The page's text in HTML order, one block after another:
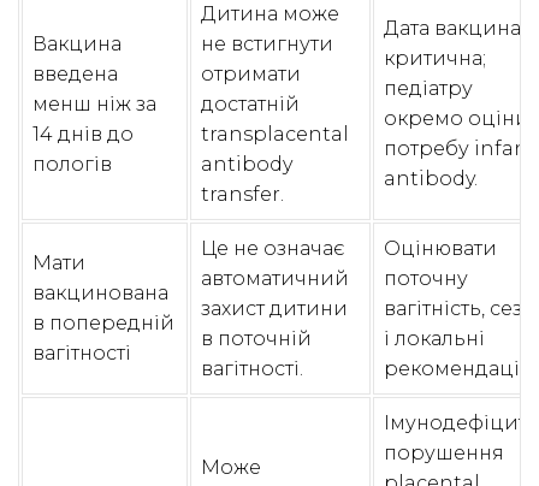
Вакцина
введена
менш ніж за
14 днів до
пологів
Дитина може
не встигнути
отримати
достатній
transplacental
antibody
transfer.
Дата
критична;
педіатру
окремо
потребу infant
antibody.
Мати
вакцинована
в попередній
вагітності
Це не означає
автоматичний
захист дитини
в поточній
вагітності.
Оцінювати
поточну
вагітність,
і локальні
рекомендації.
Може
Імунодефіцит,
порушення